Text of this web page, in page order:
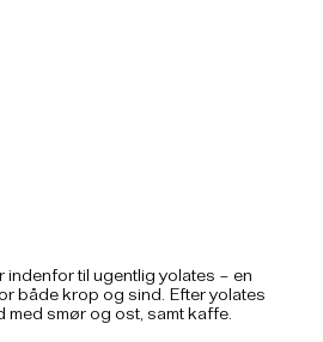
til ugentlig yolates – en
både krop og sind. Efter yolates
smør og ost, samt kaffe.